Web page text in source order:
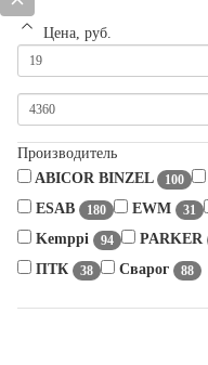
Цена, руб.
Производитель
ABICOR BINZEL
100
ESAB 180 EWM 31
Kemppi 94 PARKER
ПТК 38 Сварог 88